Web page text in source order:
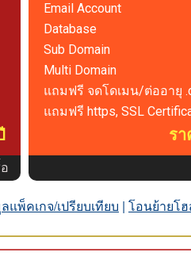
Email Account
Database
Sub Domain
Multi Domain
แถมฟรี จดโดเมน/ต่ออายุ
แถมฟรี https, SSL
รา
แพ็คเกจ/เปรียบเทียบ | โอนย้ายโ